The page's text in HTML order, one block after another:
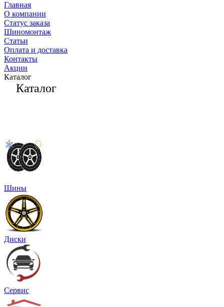
Главная
О компании
Статус заказа
Шиномонтаж
Статьи
Оплата и доставка
Контакты
Акции
Каталог
Каталог
Шины
Диски
Сервис